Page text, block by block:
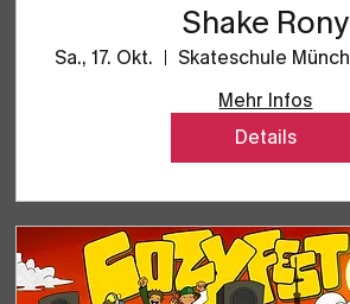
Shake Rony
Sa., 17. Okt.
Mehr Infos
Details